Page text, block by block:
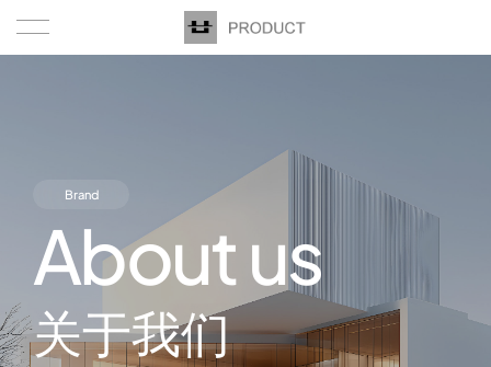
Brand
About us
关于我们
About
About us
News